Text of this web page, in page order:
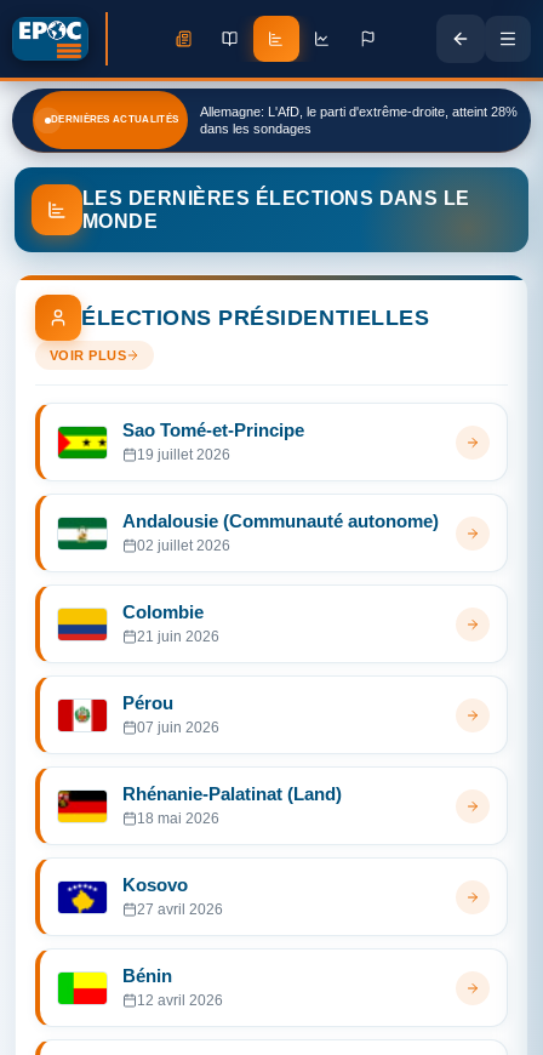
DERNIÈRES ACTUALITÉS
Allemagne: L'AfD, le parti d'extrême-droite, atteint 28%
dans les sondages
LES DERNIÈRES ÉLECTIONS DANS LE
MONDE
ÉLECTIONS PRÉSIDENTIELLES
VOIR PLUS
Sao Tomé-et-Principe
19 juillet 2026
Andalousie (Communauté autonome)
02 juillet 2026
Colombie
21 juin 2026
Pérou
07 juin 2026
Rhénanie-Palatinat (Land)
18 mai 2026
Kosovo
27 avril 2026
Bénin
12 avril 2026